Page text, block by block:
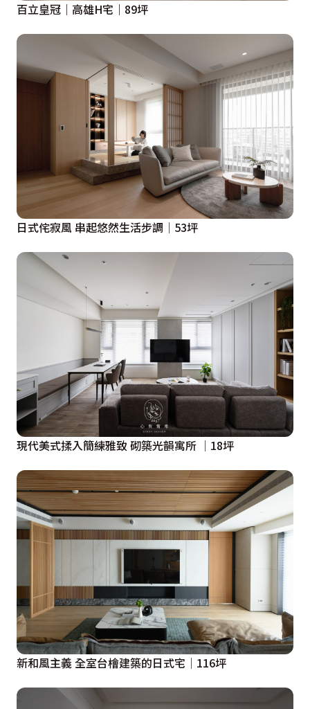
百立皇冠｜高雄H宅｜89坪
日式侘寂風 串起悠然生活步調│53坪
現代美式揉入簡練雅致 砌築光韻寓所 │18坪
新和風主義 全室台檜建築的日式宅│116坪